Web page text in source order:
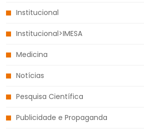
Institucional
Institucional>IMESA
Medicina
Notícias
Pesquisa Científica
Publicidade e Propaganda